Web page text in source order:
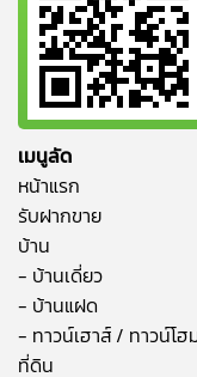
เมนูลัด
หน้าแรก
รับฝากขาย
บ้าน
- บ้านเดี่ยว
- บ้านแฝด
- ทาวน์เฮาส์ / ทาวน์โฮ
ที่ดิน